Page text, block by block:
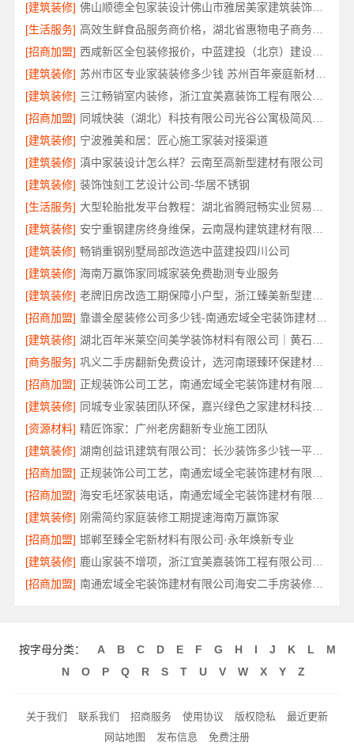
[建筑装修]
佛山顺德全包家装设计佛山市雅居美家建筑装饰工程有限公司
[生活服务]
高效生鲜食品服务商价格，湖北省惠物电子商务有限公司透明报价
[招商加盟]
西咸新区全包装修报价，中蓝建投（北京）建设有限公司武功分公司透明报价
[建筑装修]
苏州市区专业家装装修多少钱 苏州百年豪庭新材料有限公司
[建筑装修]
三江畅销室内装修，浙江宜美嘉装饰工程有限公司品质保障
[招商加盟]
[建筑装修] 宁波雅美和居：匠心施工家装对接渠道
[建筑装修] 滇中家装设计怎么样？云南至高新型建材有限公司
[建筑装修] 装饰蚀刻工艺设计公司-华居不锈钢
[生活服务]
[建筑装修]
[建筑装修] 畅销重钢别墅局部改造选中蓝建投四川公司
[建筑装修] 海南万赢饰家同城家装免费勘测专业服务
[建筑装修]
老牌旧房改造工期保障小户型，浙江臻美新型建材有限公司
[招商加盟]
靠谱全屋装修公司多少钱-南通宏域全宅装饰建材有限公司报价
[建筑装修]
[商务服务]
巩义二手房翻新免费设计，选河南璟臻环保建材有限公司
[招商加盟]
[建筑装修]
[资源材料] 精匠饰家：广州老房翻新专业施工团队
[建筑装修]
湖南创益讯建筑有限公司：长沙装饰多少钱一平工期保障
[招商加盟]
[招商加盟]
[建筑装修] 刚需简约家庭装修工期提速海南万赢饰家
[招商加盟] 邯郸至臻全宅新材料有限公司·永年焕新专业
[建筑装修]
[招商加盟]
南通宏域全宅装饰建材有限公司海安二手房装修团队
按字母分类： A B C D E F G H I J K L
M
N
O P Q R S T U V W X Y Z
关于我们 联系我们 招商服务 使用协议 版权隐私
最近更新
网站地图
发布信息 免费注册